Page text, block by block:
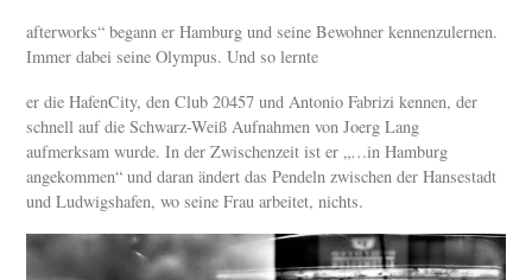
afterworks“ begann er Hamburg und seine Bewohner kennenzulernen.
Immer dabei seine Olympus. Und so lernte
er die HafenCity, den Club 20457 und Antonio Fabrizi kennen, der
schnell auf die Schwarz-Weiß Aufnahmen von Joerg Lang
aufmerksam wurde. In der Zwischenzeit ist er „…in Hamburg
angekommen“ und daran ändert das Pendeln zwischen der Hansestadt
und Ludwigshafen, wo seine Frau arbeitet, nichts.